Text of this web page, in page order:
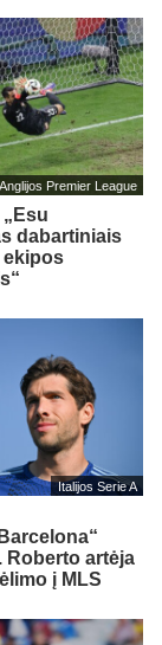
Anglijos Premier League
dabartiniais
ekipos
Italijos Serie A
Roberto artėja
į MLS